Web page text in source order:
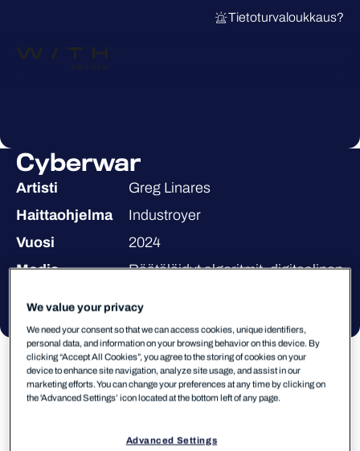
Tietoturvaloukkaus?
Cyberwar
Artisti
Greg Linares
Haittaohjelma
Industroyer
Vuosi
2024
Media
Räätälöidyt algoritmit, digitaalinen
Tietoataiteilijasta
We value your privacy
We need your consent so that we can access cookies, unique identifiers,
personal data, and information on your browsing behavior on this device. By
clicking “Accept All Cookies”, you agree to the storing of cookies on your
device to enhance site navigation, analyze site usage, and assist in our
marketing efforts. You can change your preferences at any time by clicking on
the 'Advanced Settings’ icon located at the bottom left of any page.
Advanced Settings